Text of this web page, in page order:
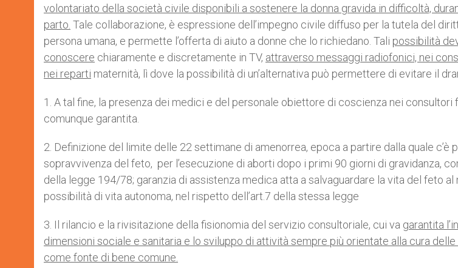
volontariato della società civile disponibili a sostenere la donna gravida in difficoltà,
parto. Tale collaborazione, è espressione dell’impegno civile diffuso per la tutela del
persona umana, e permette l’offerta di aiuto a donne che lo richiedano. Tali possibilità
conoscere chiaramente e discretamente in TV, attraverso messaggi radiofonici, nei
nei reparti maternità, lì dove la possibilità di un’alternativa può permettere di evitare il
1. A tal fine, la presenza dei medici e del personale obiettore di coscienza nei consultori
comunque garantita.
2. Definizione del limite delle 22 settimane di amenorrea, epoca a partire dalla quale c’è
sopravvivenza del feto, per l’esecuzione di aborti dopo i primi 90 giorni di gravidanza,
della legge 194/78; garanzia di assistenza medica atta a salvaguardare la vita del feto al
possibilità di vita autonoma, nel rispetto dell’art.7 della stessa legge
3. Il rilancio e la rivisitazione della fisionomia del servizio consultoriale, cui va garantita
dimensioni sociale e sanitaria e lo sviluppo di attività sempre più orientate alla cura
come fonte di bene comune.